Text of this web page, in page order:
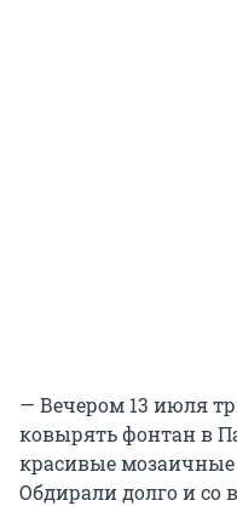
— Вечером 13 июля
ковырять фонтан в
красивые мозаичные
Обдирали долго и со